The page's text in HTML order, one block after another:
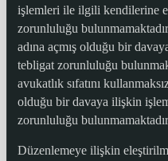
işlemleri ile ilgili kendilerine
zorunluluğu
adına açmış olduğu bir
tebligat zorunluluğu
avukatlık sıfatını
olduğu bir davaya ilişkin
zorunluluğu
Düzenlemeye ilişkin